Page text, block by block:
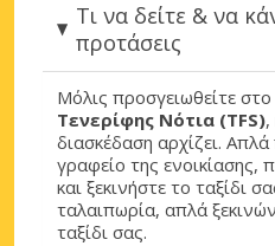
Τι να δείτε & να
προτάσεις
Μόλις προσγειωθείτε στο
Τενερίφης Νότια (TFS)
διασκέδαση αρχίζει.
γραφείο της ενοικίασης,
και ξεκινήστε το ταξίδι
ταλαιπωρία, απλά
ταξίδι σας.